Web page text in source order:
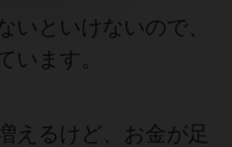
いといけないので、
います。
えるけど、お金が足